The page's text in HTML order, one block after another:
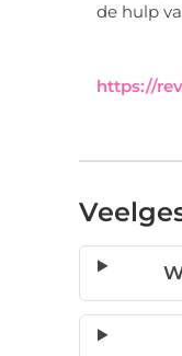
de hulp
https://